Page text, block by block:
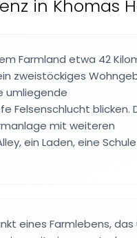
in Khomas
Farmland etwa 42
zweistöckiges
umliegende
Felsenschlucht blicken.
mit weiteren
ein Laden, eine
eines Farmlebens, das